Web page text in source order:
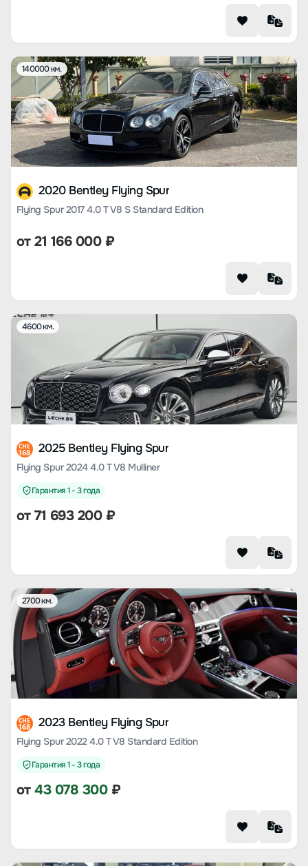
140000 км.
2020 Bentley Flying Spur
Flying Spur 2017 4.0 T V8 S Standard Edition
от21 166 000₽
4600 км.
CHE
168 2025 Bentley Flying Spur
Flying Spur 2024 4.0 T V8 Mulliner
Гарантия 1 - 3 года
от 71 693 200₽
2700 км.
CHE
168 2023 Bentley Flying Spur
Flying Spur 2022 4.0 T V8 Standard Edition
Гарантия 1 - 3 года
от43 078 300₽